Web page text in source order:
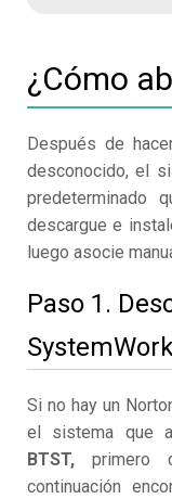
¿Cómo
Después de
desconocido, el
predeterminado
descargue e
luego asocie
Paso 1.
Si no hay un
el sistema que
BTST, primero
continuación